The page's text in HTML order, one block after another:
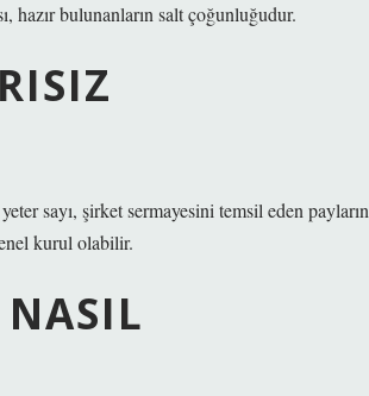
hazır bulunanların salt çoğunluğudur.
sayı, şirket sermayesini temsil eden payların
kurul olabilir.